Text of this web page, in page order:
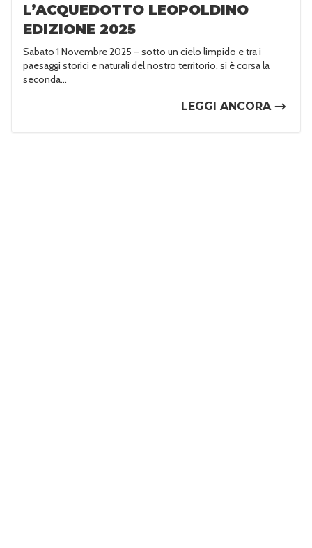
L’ACQUEDOTTO LEOPOLDINO
EDIZIONE 2025
Sabato 1 Novembre 2025 – sotto un cielo limpido e tra i
paesaggi storici e naturali del nostro territorio, si è corsa la
seconda...
LEGGI ANCORA